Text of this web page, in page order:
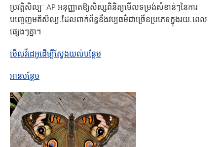
ប្រវត្តិសិល្បៈ AP អនុញ្ញាតឱ្យសិស្សពិនិត្យមើលទម្រង់សំខាន់ៗនៃការ
បញ្ចេញមតិសិល្បៈដែលពាក់ព័ន្ធនឹងវប្បធម៌ជាច្រើនប្រភេទក្នុងរយៈពេល
ផ្សេងៗគ្នា។
មើលវីដេអូដើម្បីស្វែងយល់បន្ថែម
អានបន្ថែម